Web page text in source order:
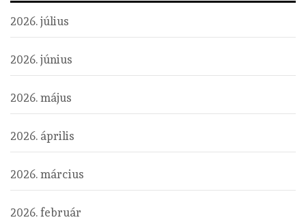
2026. július
2026. június
2026. május
2026. április
2026. március
2026. február